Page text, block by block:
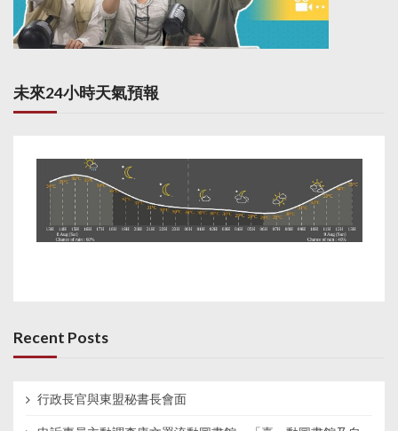
未來24小時天氣預報
Recent Posts
行政長官與東盟秘書長會面